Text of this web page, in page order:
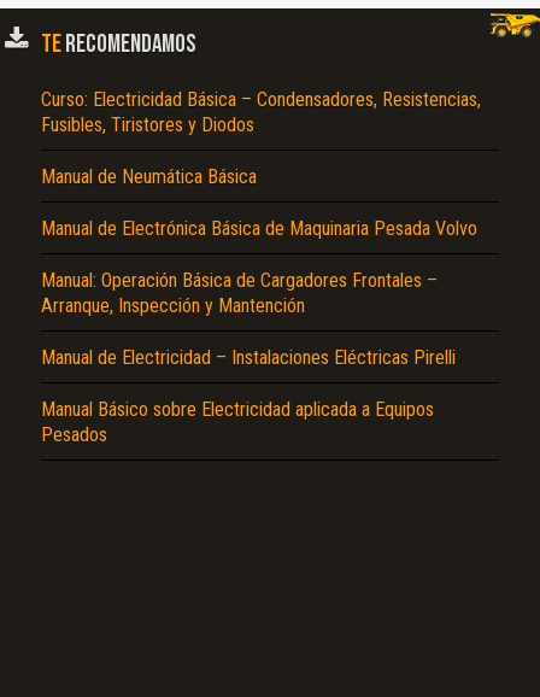
TERECOMENDAMOS
Curso: Electricidad Básica – Condensadores, Resistencias,
Fusibles, Tiristores y Diodos
Manual de Neumática Básica
Manual de Electrónica Básica de Maquinaria Pesada Volvo
Manual: Operación Básica de Cargadores Frontales –
Arranque, Inspección y Mantención
Manual de Electricidad – Instalaciones Eléctricas Pirelli
Manual Básico sobre Electricidad aplicada a Equipos
Pesados
El Título es incorrecto según el contenido.
Texto o Imagen de portada son erróneos.
No carga o no se visualiza el contenido.
Reportar otro tipo de error...